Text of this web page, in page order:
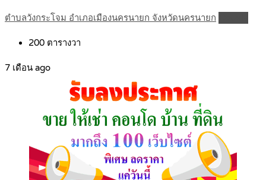
ตำบลวังกระโจม อำเภอเมืองนครนายก จังหวัดนครนายก
200 ตารางวา
7 เดือน ago